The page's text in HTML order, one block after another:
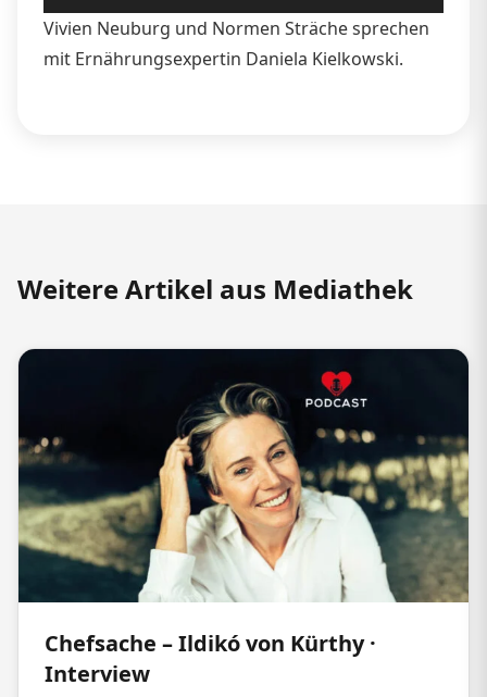
Player
Vivien Neuburg und Normen Sträche sprechen
mit Ernährungsexpertin Daniela Kielkowski.
Weitere Artikel aus Mediathek
Chefsache – Ildikó von Kürthy ·
Interview